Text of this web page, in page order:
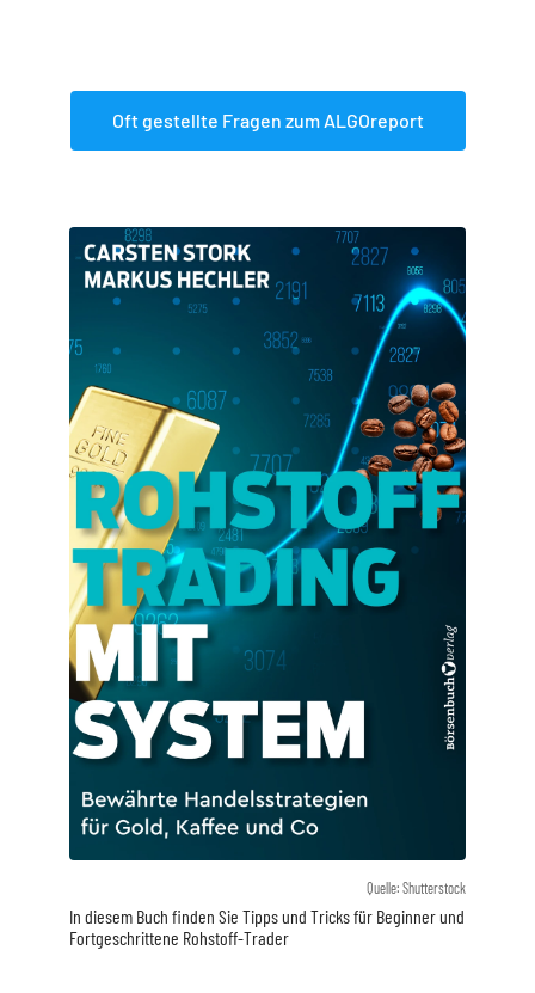
Oft gestellte Fragen zum ALGOreport
Quelle: Shutterstock
In diesem Buch finden Sie Tipps und Tricks für Beginner und
Fortgeschrittene Rohstoff-Trader